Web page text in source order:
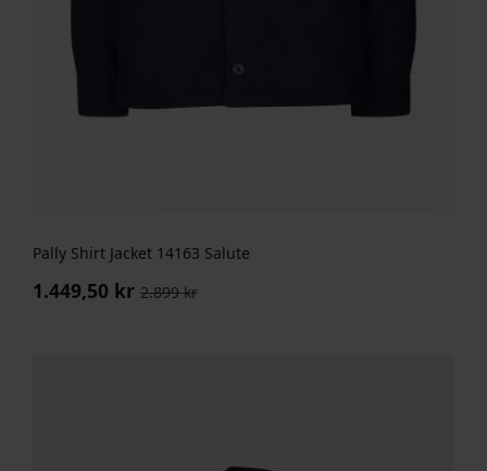
Pally Shirt Jacket 14163 Salute
2.899kr
Opprinnelig
1.449,50 kr
Nåværende